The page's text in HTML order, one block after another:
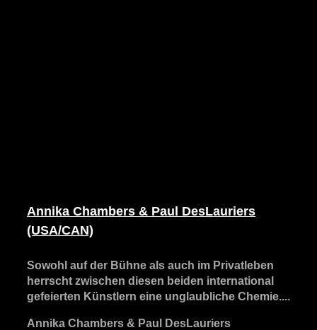
Annika Chambers & Paul DesLauriers
(USA/CAN)
Sowohl auf der Bühne als auch im Privatleben
herrscht zwischen diesen beiden international
gefeierten Künstlern eine unglaubliche Chemie....
Annika Chambers & Paul DesLauriers